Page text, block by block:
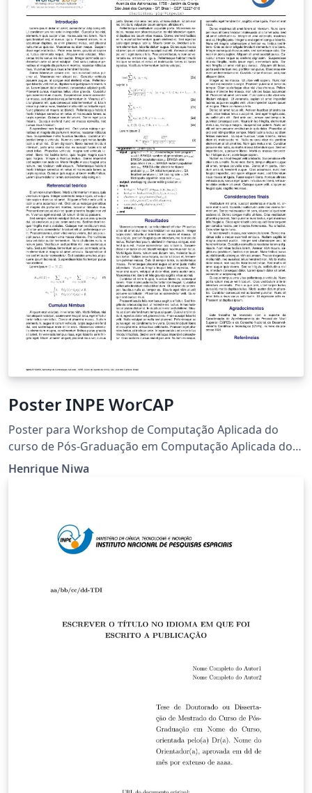
Poster INPE WorCAP
Poster para Workshop de Computação Aplicada do
curso de Pós-Graduação em Computação Aplicada do
Instituto Nacional de Pesquisas Espaciais
Henrique Niwa